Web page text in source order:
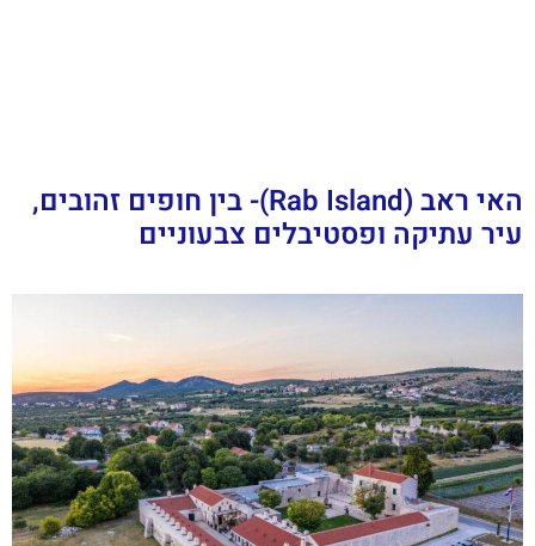
האי ראב (Rab Island)- בין חופים זהובים,
עיר עתיקה ופסטיבלים צבעוניים